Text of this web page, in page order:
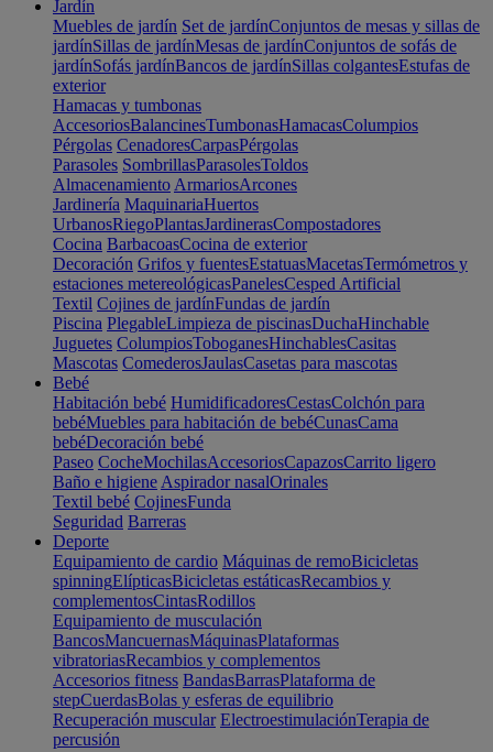
Jardín
Muebles de jardín Set de jardínConjuntos de mesas y sillas de
jardínSillas de jardínMesas de jardínConjuntos de sofás de
jardínSofás jardínBancos de jardínSillas colgantesEstufas de
exterior
Hamacas y tumbonas
AccesoriosBalancinesTumbonasHamacasColumpios
Pérgolas CenadoresCarpasPérgolas
Parasoles SombrillasParasolesToldos
Almacenamiento ArmariosArcones
Jardinería MaquinariaHuertos
UrbanosRiegoPlantasJardinerasCompostadores
Cocina BarbacoasCocina de exterior
Decoración Grifos y fuentesEstatuasMacetasTermómetros y
estaciones metereológicasPanelesCesped Artificial
Textil Cojines de jardínFundas de jardín
Piscina PlegableLimpieza de piscinasDuchaHinchable
Juguetes ColumpiosToboganesHinchablesCasitas
Mascotas ComederosJaulasCasetas para mascotas
Bebé
Habitación bebé HumidificadoresCestasColchón para
bebéMuebles para habitación de bebéCunasCama
bebéDecoración bebé
Paseo CocheMochilasAccesoriosCapazosCarrito ligero
Baño e higiene Aspirador nasalOrinales
Textil bebé CojinesFunda
Seguridad Barreras
Deporte
Equipamiento de cardio Máquinas de remoBicicletas
spinningElípticasBicicletas estáticasRecambios y
complementosCintasRodillos
Equipamiento de musculación
BancosMancuernasMáquinasPlataformas
vibratoriasRecambios y complementos
Accesorios fitness BandasBarrasPlataforma de
stepCuerdasBolas y esferas de equilibrio
Recuperación muscular ElectroestimulaciónTerapia de
percusión